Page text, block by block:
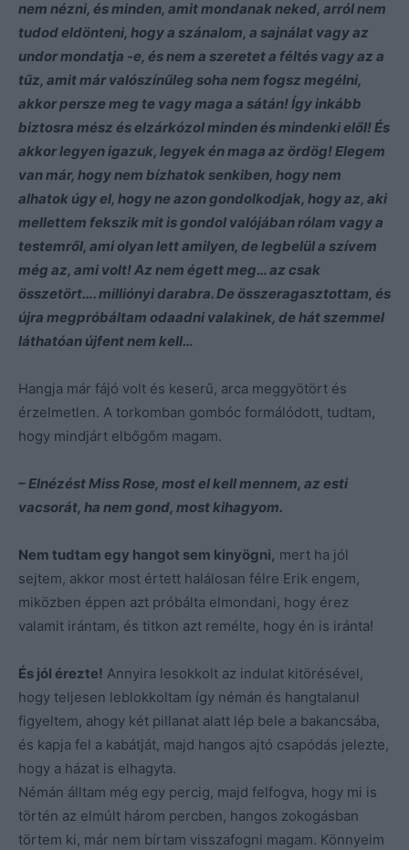
nem nézni, és minden, amit mondanak neked, arról nem
tudod eldönteni, hogy a szánalom, a sajnálat vagy az
undor mondatja -e, és nem a szeretet a féltés vagy az a
tűz, amit már valószínűleg soha nem fogsz megélni,
akkor persze meg te vagy maga a sátán! Így inkább
biztosra mész és elzárkózol minden és mindenki elől! És
akkor legyen igazuk, legyek én maga az ördög! Elegem
van már, hogy nem bízhatok senkiben, hogy nem
alhatok úgy el, hogy ne azon gondolkodjak, hogy az, aki
mellettem fekszik mit is gondol valójában rólam vagy a
testemről, ami olyan lett amilyen, de legbelül a szívem
még az, ami volt! Az nem égett meg… az csak
összetört…. milliónyi darabra. De összeragasztottam, és
újra megpróbáltam odaadni valakinek, de hát szemmel
láthatóan újfent nem kell…
Hangja már fájó volt és keserű, arca meggyötört és
érzelmetlen. A torkomban gombóc formálódott, tudtam,
hogy mindjárt elbőgőm magam.
– Elnézést Miss Rose, most el kell mennem, az esti
vacsorát, ha nem gond, most kihagyom.
Nem tudtam egy hangot sem kinyögni, mert ha jól
sejtem, akkor most értett halálosan félre Erik engem,
miközben éppen azt próbálta elmondani, hogy érez
valamit irántam, és titkon azt remélte, hogy én is iránta!
És jól érezte! Annyira lesokkolt az indulat kitörésével,
hogy teljesen leblokkoltam így némán és hangtalanul
figyeltem, ahogy két pillanat alatt lép bele a bakancsába,
és kapja fel a kabátját, majd hangos ajtó csapódás jelezte,
hogy a házat is elhagyta.
Némán álltam még egy percig, majd felfogva, hogy mi is
történ az elmúlt három percben, hangos zokogásban
törtem ki, már nem bírtam visszafogni magam. Könnyeim